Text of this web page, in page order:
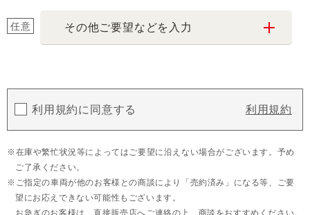
任意 その他ご要望などを入力
利用規約に同意する 利用規約
在庫や繁忙状況等によってはご要望に沿えない場合がございます。予め
ご了承ください。
ご指定の車両が他のお客様との商談により「売約済み」になる等、ご要
望にお応えできない可能性もございます。
お急ぎのお客様は、直接販売店へご連絡の上、商談をおすすめください。